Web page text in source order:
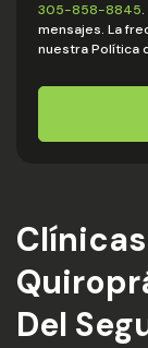
305-858-8845
mensajes. La
nuestra Política
Del